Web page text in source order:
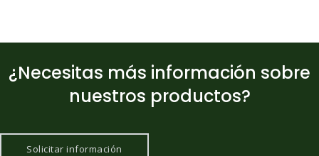
¿Necesitas más información sobre
nuestros productos?
Solicitar información